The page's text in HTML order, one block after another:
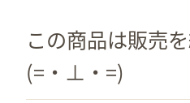
この商品は販売
(=・⊥・=)